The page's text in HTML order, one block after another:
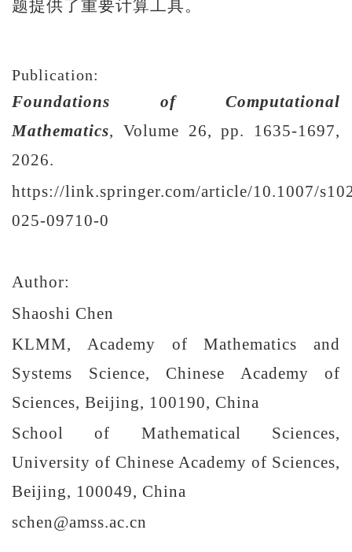
题提供了重要计算工具。
Publication:
Foundations of Computational
Mathematics, Volume 26, pp. 1635-1697,
2026.
https://link.springer.com/article/10.1007/
025-09710-0
Author:
Shaoshi Chen
KLMM, Academy of Mathematics and
Systems Science, Chinese Academy of
Sciences, Beijing, 100190, China
School of Mathematical Sciences,
University of Chinese Academy of Sciences,
Beijing, 100049, China
schen@amss.ac.cn